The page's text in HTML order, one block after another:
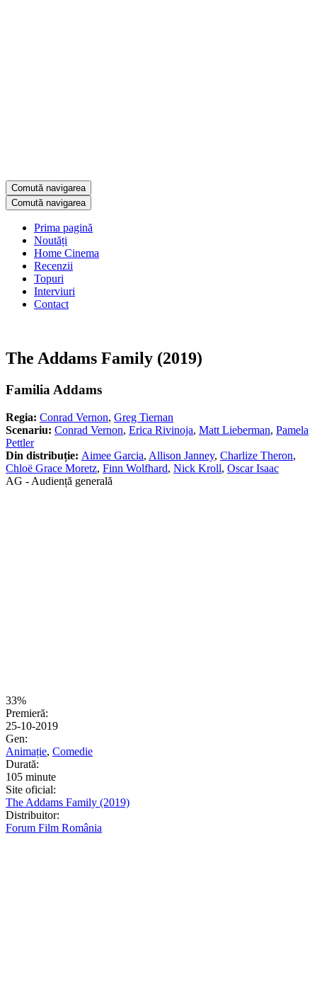
Comută navigarea
Comută navigarea
Prima pagină
Noutăți
Home Cinema
Recenzii
Topuri
Interviuri
Contact
The Addams Family (2019)
Familia Addams
Regia: Conrad Vernon, Greg Tiernan
Scenariu: Conrad Vernon, Erica Rivinoja, Matt Lieberman, Pamela
Pettler
Din distribuție: Aimee Garcia, Allison Janney, Charlize Theron,
Chloë Grace Moretz, Finn Wolfhard, Nick Kroll, Oscar Isaac
AG - Audiență generală
33%
Premieră:
25-10-2019
Gen:
Animație, Comedie
Durată:
105 minute
Site oficial:
The Addams Family (2019)
Distribuitor:
Forum Film România